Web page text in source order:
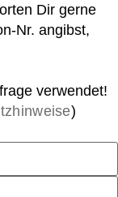
Dir gerne
Nr. angibst,
verwendet!
)